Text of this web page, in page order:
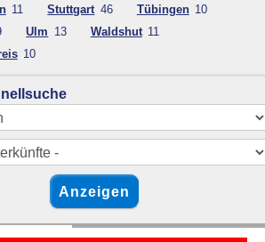
11 Stuttgart 46 Tübingen 10
Ulm 13 Waldshut 11
10